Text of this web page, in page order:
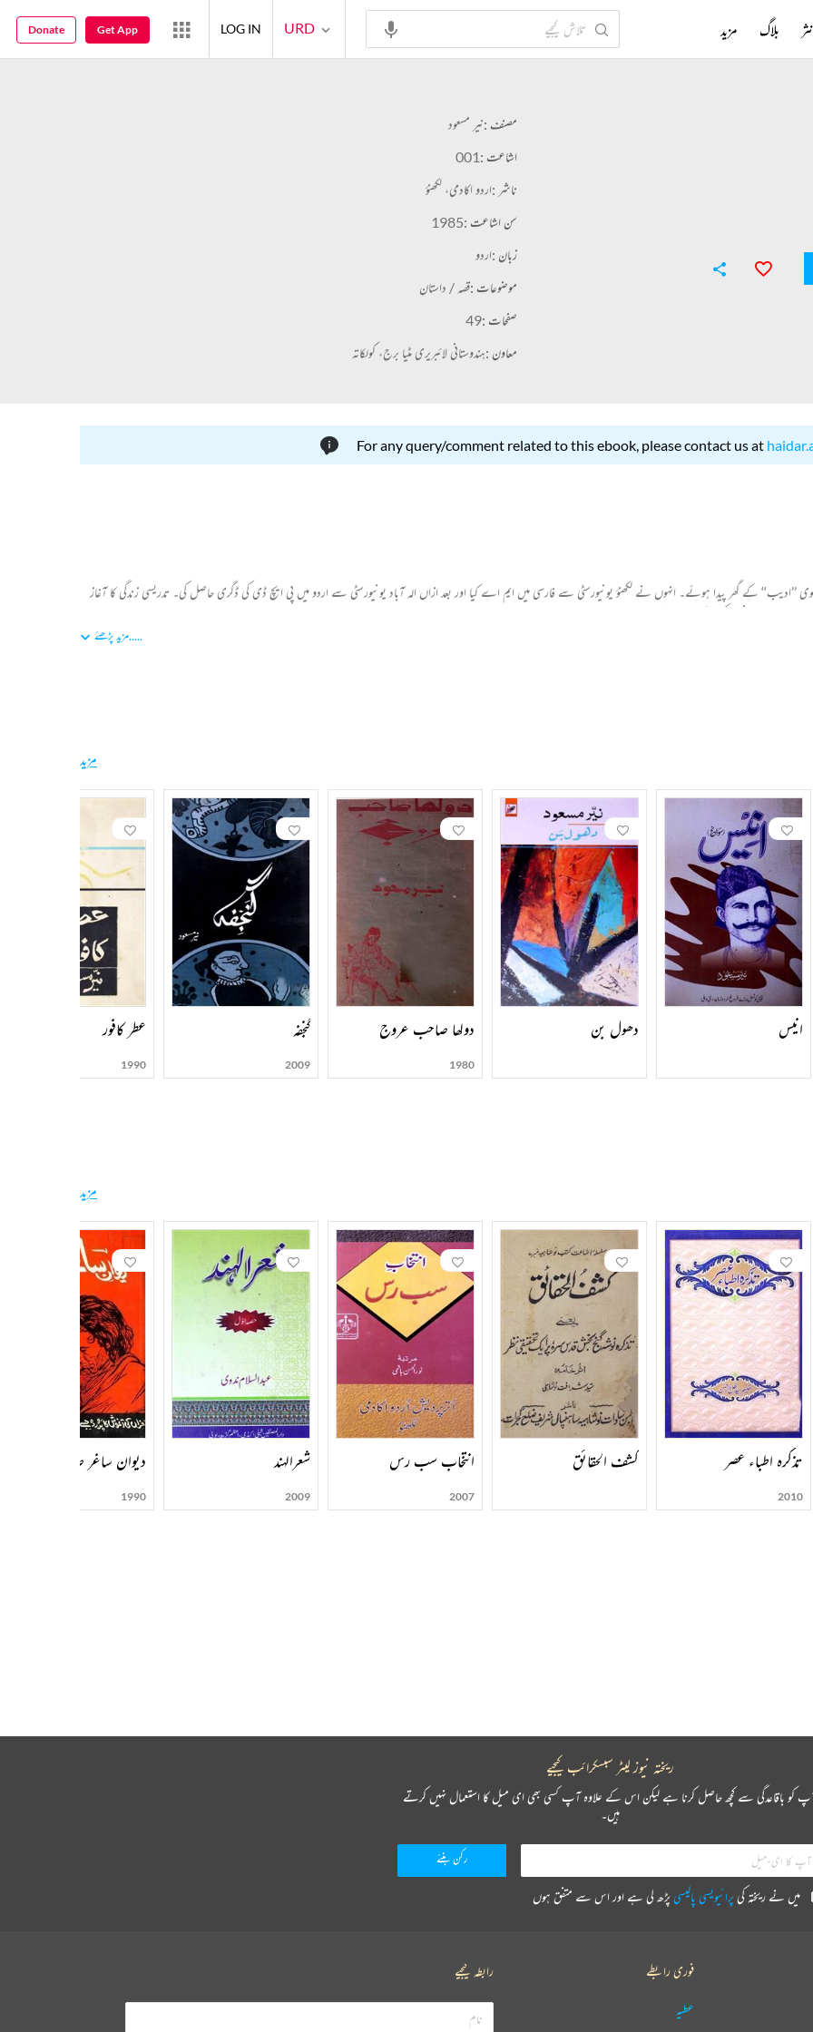
مصنف :نیر مسعود
اشاعت :001
ناشر :اردو اکادمی، لکھنؤ
سن اشاعت :1985
زبان :اردو
موضوعات :قصہ / داستان
صفحات :49
معاون :ہندوستانی لائبریری مٹیا برج، کولکاتہ
For any query/comment related to this ebook, please contact us at
سید مسعود حسن رضوی ’’ادیب‘‘ کے گھر پیدا ہوئے۔ انہوں نے لکھنؤ یونیورسٹی سے فارسی میں ایم اے کیا اور بعد ازاں الہ آباد یونیورسٹی سے اردو میں پی ایچ ڈی کی ڈگری حاصل کی۔ تدریسی زندگی کا آغاز
ہیں۔ ان کے افسانوں میں لکھنؤ کی تہذیب، زوال آمادہ معاشرت، خوابناک کیفیت اور انسانی تنہائی نہایت فنکارانہ انداز میں جلوہ گر ہوتی ہے۔ ان کا شمار اردو کے اُن اہم افسانہ
کا فن‘‘، ’’انیس‘‘، ’’تعبیرِ غالب‘‘ اور ’’ادبستان‘‘ "افسانے کی تلاش' شامل ہیں۔ انہوں نے فرانز کافکا کے افسانوں کے تراجم بھی کیے۔
رکھتی ہے۔
.....مزید پڑھئے
مزید
انیس دھول بن دولھا صاحب عروج
1980
گنجفہ
2009
عطر کافور
1990
مزید
تذکرہ اطباء عصر
2010
کشف الحقائق انتخاب سب رس
2007
شعرالہند
2009
دیوان ساغر صدیقی
1990
نثر بلاگ مزید URD
LOG IN
Get App
Donate
ریختہ نیوز لیٹر سبسکرائب کیجیے
کو باقاعدگی سے کچھ حاصل کرنا ہے لیکن اس کے علاوہ آپ کسی بھی ای میل کا استعمال نہیں کرتے
ہیں۔
میں نے ریختہ کیپرائیویسی پالیسیپڑھ لی ہے اور اس سے متفق ہوں
فوری رابطے
عطیہ
رابطہ کیجیے